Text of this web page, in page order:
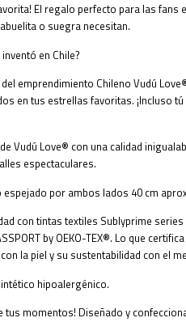
El regalo perfecto para las fans
o suegra necesitan.
en Chile?
emprendimiento Chileno Vudú
en tus estrellas favoritas. ¡Incluso
Vudú Love® con una calidad
espectaculares.
por ambos lados 40 cm
con tintas textiles Sublyprime
by OEKO-TEX®. Lo que
la piel y su sustentabilidad con el
hipoalergénico.
tus momentos! Diseñado y